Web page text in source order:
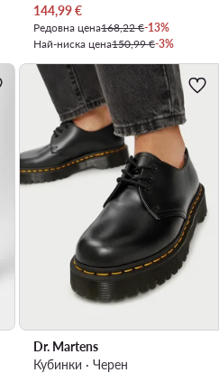
Актуална цена
144,99€
Редовна цена168,22 €-13%
Най-ниска цена150,99 €-3%
Dr. Martens
Кубинки · Черен